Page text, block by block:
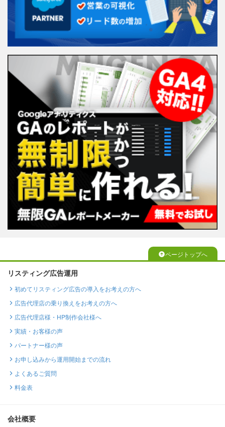
ページトップへ
リスティング広告運用
初めてリスティング広告の導入をお考えの方へ
広告代理店の乗り換えをお考えの方へ
広告代理店様・HP制作会社様へ
実績・お客様の声
パートナー様の声
お申し込みから運用開始までの流れ
よくあるご質問
料金表
会社概要